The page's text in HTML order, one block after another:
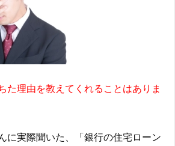
た理由を教えてくれることはありま
に実際聞いた、「銀行の住宅ローン